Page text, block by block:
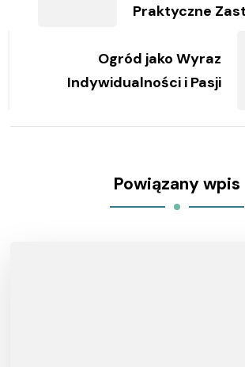
Praktyczne
Ogród jako Wyraz
Indywidualności i Pasji
Powiązany wpis